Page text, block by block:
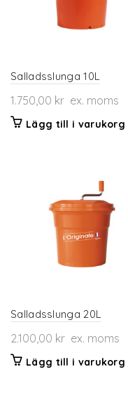
Salladsslunga 10L
1.750,00 kr ex. moms
Lägg till i varukorg
Salladsslunga 20L
2.100,00 kr ex. moms
Lägg till i varukorg